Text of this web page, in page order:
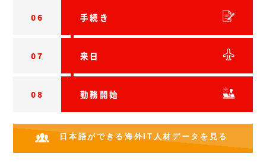
06 手続き
07 来日
08 勤務開始
日本語ができる海外IT人材データを見る